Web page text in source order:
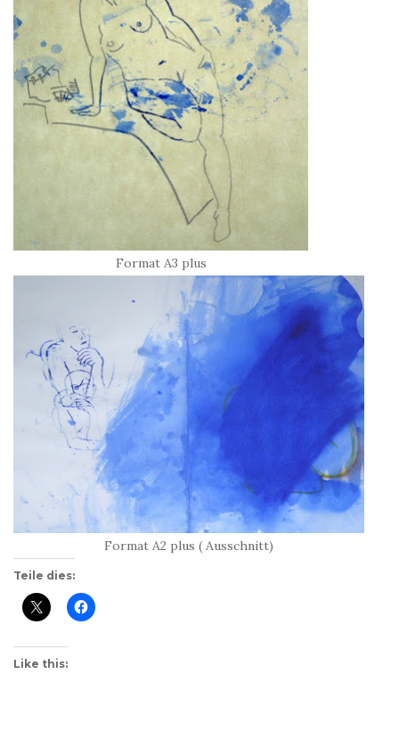
Format A3 plus
Format A2 plus ( Ausschnitt)
Teile dies:
Like this: